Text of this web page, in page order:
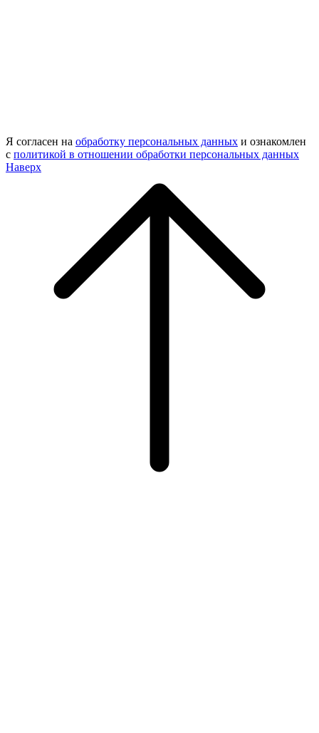
Я согласен на обработку персональных данных и ознакомлен
с политикой в отношении обработки персональных данных
Наверх